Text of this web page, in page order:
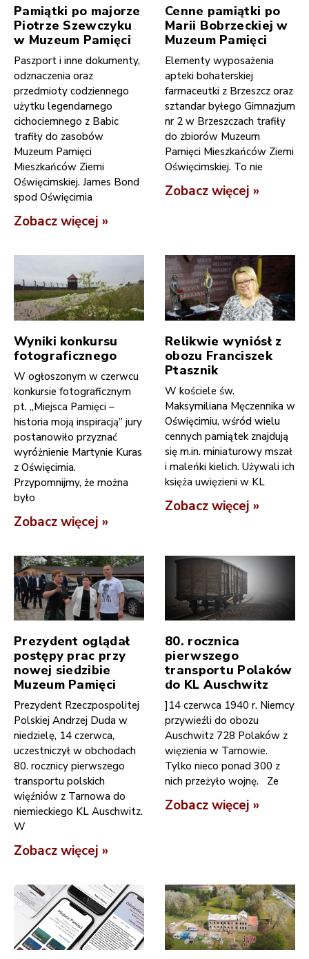
Pamiątki po majorze
Piotrze Szewczyku
w Muzeum Pamięci
Paszport i inne dokumenty,
odznaczenia oraz
przedmioty codziennego
użytku legendarnego
cichociemnego z Babic
trafiły do zasobów
Muzeum Pamięci
Mieszkańców Ziemi
Oświęcimskiej. James Bond
spod Oświęcimia
Zobacz więcej »
Cenne pamiątki po
Marii Bobrzeckiej w
Muzeum Pamięci
Elementy wyposażenia
apteki bohaterskiej
farmaceutki z Brzeszcz oraz
sztandar byłego Gimnazjum
nr 2 w Brzeszczach trafiły
do zbiorów Muzeum
Pamięci Mieszkańców Ziemi
Oświęcimskiej. To nie
Zobacz więcej »
Wyniki konkursu
fotograficznego
W ogłoszonym w czerwcu
konkursie fotograficznym
pt. „Miejsca Pamięci –
historia moją inspiracją” jury
postanowiło przyznać
wyróżnienie Martynie Kuras
z Oświęcimia.
Przypomnijmy, że można
było
Zobacz więcej »
Relikwie wyniósł z
obozu Franciszek
Ptasznik
W kościele św.
Maksymiliana Męczennika w
Oświęcimiu, wśród wielu
cennych pamiątek znajdują
się m.in. miniaturowy mszał
i maleńki kielich. Używali ich
księża uwięzieni w KL
Zobacz więcej »
Prezydent oglądał
postępy prac przy
nowej siedzibie
Muzeum Pamięci
Prezydent Rzeczpospolitej
Polskiej Andrzej Duda w
niedzielę, 14 czerwca,
uczestniczył w obchodach
80. rocznicy pierwszego
transportu polskich
więźniów z Tarnowa do
niemieckiego KL Auschwitz.
W
Zobacz więcej »
80. rocznica
pierwszego
transportu Polaków
do KL Auschwitz
]14 czerwca 1940 r. Niemcy
przywieźli do obozu
Auschwitz 728 Polaków z
więzienia w Tarnowie.
Tylko nieco ponad 300 z
nich przeżyło wojnę. Ze
Zobacz więcej »